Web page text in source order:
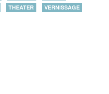
THEATER
VERNISSAGE